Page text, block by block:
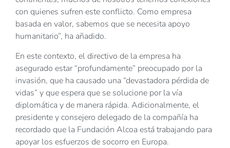
con quienes sufren este conflicto. Como empresa
basada en valor, sabemos que se necesita apoyo
humanitario”, ha añadido.
En este contexto, el directivo de la empresa ha
asegurado estar “profundamente” preocupado por la
invasión, que ha causado una “devastadora pérdida de
vidas” y que espera que se solucione por la vía
diplomática y de manera rápida. Adicionalmente, el
presidente y consejero delegado de la compañía ha
recordado que la Fundación Alcoa está trabajando para
apoyar los esfuerzos de socorro en Europa.